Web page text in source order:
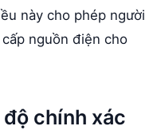
này cho phép người
nguồn điện cho
chính xác